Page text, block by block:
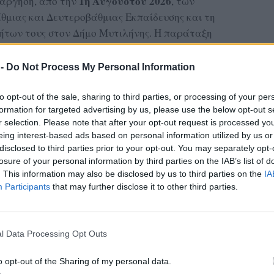
Do Not Process My Personal Information
opt-out of the sale, sharing to third parties, or processing of your
for targeted advertising by us, please use the below opt-out
selection. Please note that after your opt-out request is processed
interest-based ads based on personal information utilized by us
to third parties prior to your opt-out. You may separately
of your personal information by third parties on the IAB’s list of
This information may also be disclosed by us to third parties on the
Participants that may further disclose it to other third parties.
Data Processing Opt Outs
opt-out of the Sharing of my personal data.
και Δευτεροβάθμιας Εκπαίδευσης και τη
τους στον Δήμο Μυτιλήνης. Η παράταξη
με τον οποίο θα οργανωθεί η μετάβαση στο
η ομαλή λειτουργία των σχολικών
θέτει ερωτήματα για το προσωπικό
Σχολικές Επιτροπές με
ζητά να πληροφορηθεί ποιες ενέργειες έχουν
τους στον Δήμο. Το θέμα εισηγείται ο
Αυγουστίδης.
ΔΙΑΦΗΜΙΣΗ